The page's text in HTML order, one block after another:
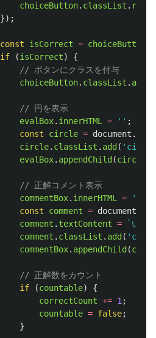
choiceButton. classList .
});
const isCorrect = choiceButton
if
(isCorrect)
{
// ボタンにクラスを付与
choiceButton. classList . add
// 円を表示
evalBox. innerHTML = '' ;
const
circle = document .
circle. classList . add ( ' circle
evalBox. appendChild (circle
// 正解コメント表示
commentBox. innerHTML = ''
const
comment = document
comment . textContent =
`いま
comment . classList . add ( '
commentBox. appendChild (
// 正解数をカウント
if
(countable)
{
correctCount += 1 ;
countable = false;
}